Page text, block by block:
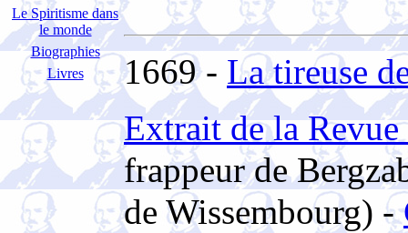
Le Spiritisme dans
le monde
Biographies
Livres
1669 - La tireuse
Extrait de la
frappeur de
de Wissembourg) -